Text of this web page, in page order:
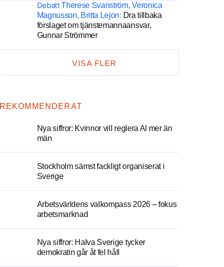
Debatt Therese Svanström, Veronica
Magnusson, Britta Lejon: Dra tillbaka
förslaget om tjänstemannaansvar,
Gunnar Strömmer
VISA FLER
REKOMMENDERAT
Nya siffror: Kvinnor vill reglera AI mer än
män
Stockholm sämst fackligt organiserat i
Sverige
Arbetsvärldens valkompass 2026 – fokus
arbetsmarknad
Nya siffror: Halva Sverige tycker
demokratin går åt fel håll